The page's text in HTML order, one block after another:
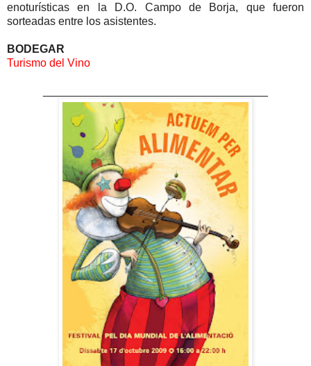
enoturísticas en la D.O. Campo de Borja, que fueron
sorteadas entre los asistentes.
BODEGAR
Turismo del Vino